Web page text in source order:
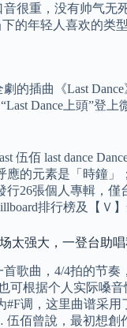
很重，没有帅气无
的年轻人喜欢的类型
的插曲《Last
Dance上頭”登
伍佰 last dance
的元素是「時鐘
26張個人專輯，
排行榜及【Ｖ
太强大，一登台助唱
歌曲，4/4拍的节
可根据个人实际嗓
调，这里曲谱采
佰曾說，最初想創